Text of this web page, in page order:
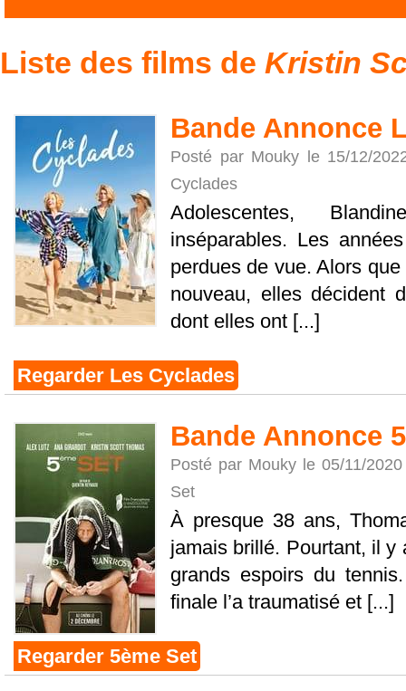
Liste des films de Kristin
Bande Annonce
Posté par Mouky le 15/12/
Cyclades
Adolescentes,
inséparables. Les
perdues de vue. Alors
nouveau, elles décident
dont elles ont [...]
Regarder Les Cyclades
Bande Annonce
Posté par Mouky le 05/11/
Set
À presque 38 ans,
jamais brillé. Pourtant, il y
grands espoirs du
finale l’a traumatisé et [...]
Regarder 5ème Set